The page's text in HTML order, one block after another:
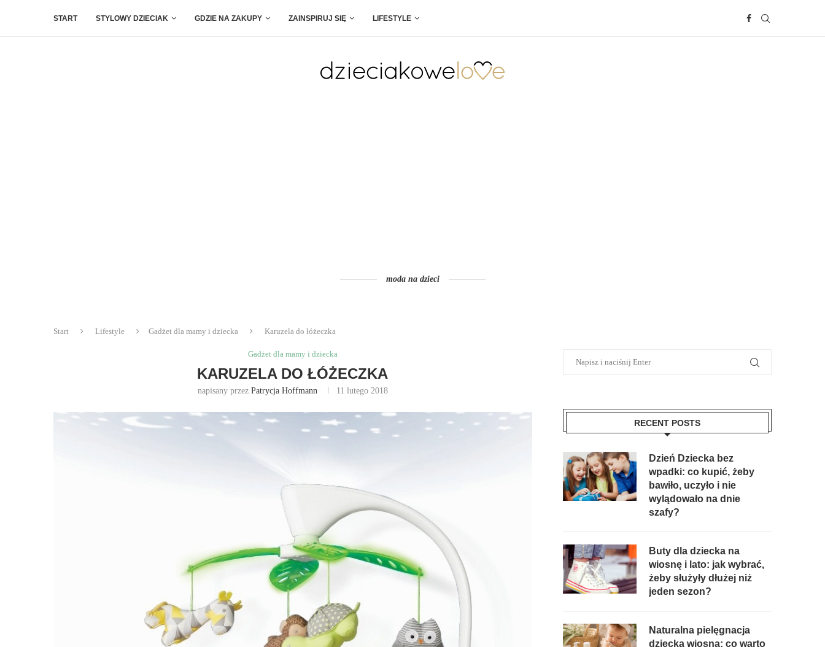
START STYLOWY DZIECIAK GDZIE NA ZAKUPY ZAINSPIRUJ SIĘ LIFESTYLE
moda na dzieci
Start Lifestyle Gadżet dla mamy i dziecka Karuzela do łóżeczka
Gadżet dla mamy i dziecka
KARUZELA DO ŁÓŻECZKA
napisany przez Patrycja Hoffmann 11 lutego 2018
RECENT POSTS
Dzień Dziecka bez
wpadki: co kupić, żeby
bawiło, uczyło i nie
wylądowało na dnie
szafy?
Buty dla dziecka na
wiosnę i lato: jak wybrać,
żeby służyły dłużej niż
jeden sezon?
Naturalna pielęgnacja
dziecka wiosną: co warto